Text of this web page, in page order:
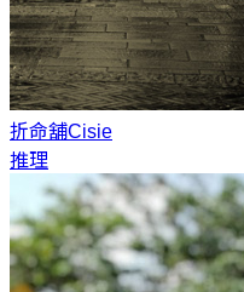
折命舖Cisie
推理